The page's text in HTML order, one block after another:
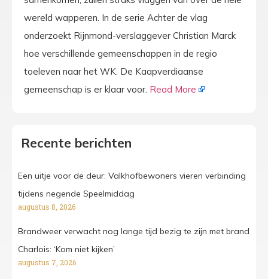
wereld wapperen. In de serie Achter de vlag
onderzoekt Rijnmond-verslaggever Christian Marck
hoe verschillende gemeenschappen in de regio
toeleven naar het WK. De Kaapverdiaanse
gemeenschap is er klaar voor. Read More
Recente berichten
Een uitje voor de deur: Valkhofbewoners vieren verbinding
tijdens negende Speelmiddag
augustus 8, 2026
Brandweer verwacht nog lange tijd bezig te zijn met brand
Charlois: ‘Kom niet kijken’
augustus 7, 2026